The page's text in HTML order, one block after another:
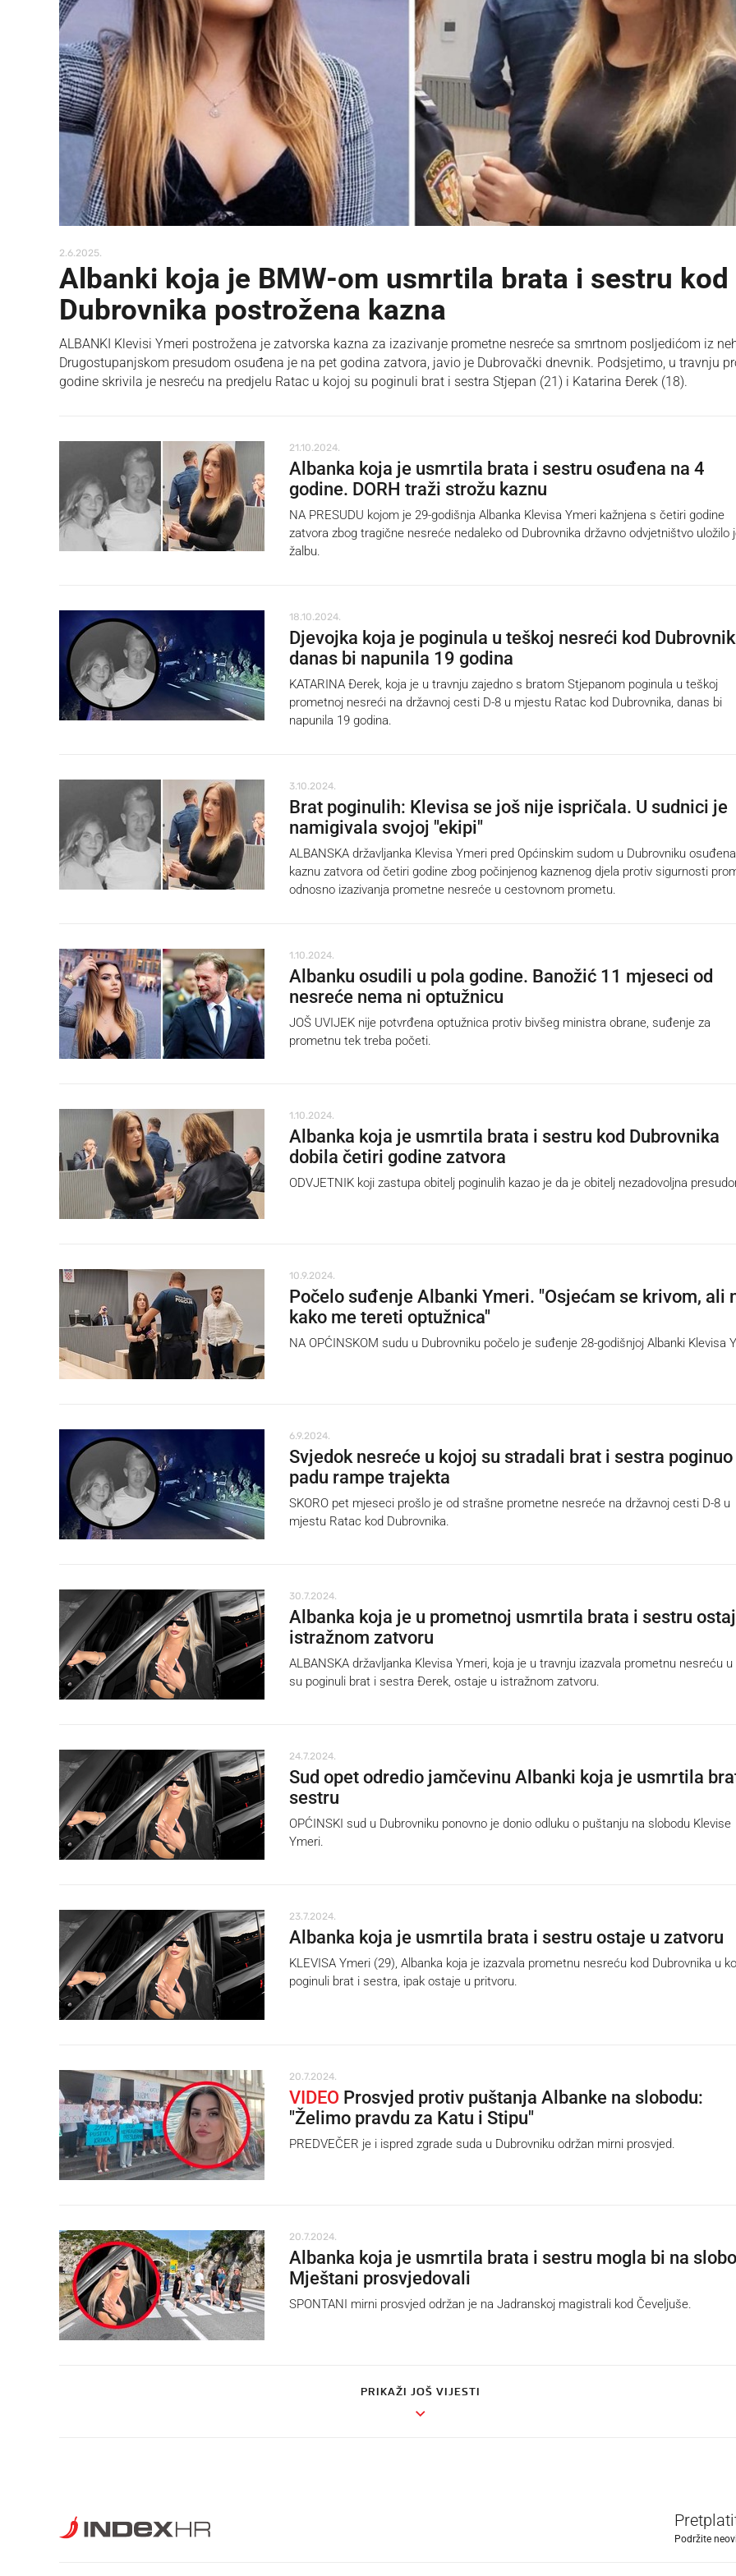
2.6.2025.
Albanki koja je BMW-om usmrtila brata i sestru kod
Dubrovnika postrožena kazna
ALBANKI Klevisi Ymeri postrožena je zatvorska kazna za izazivanje prometne nesreće sa smrtnom posljedićom iz
Drugostupanjskom presudom osuđena je na pet godina zatvora, javio je Dubrovački dnevnik. Podsjetimo, u travnju
godine skrivila je nesreću na predjelu Ratac u kojoj su poginuli brat i sestra Stjepan (21) i Katarina Đerek (18).
21.10.2024.
Albanka koja je usmrtila brata i sestru osuđena na 4
godine. DORH traži strožu kaznu
NA PRESUDU kojom je 29-godišnja Albanka Klevisa Ymeri kažnjena s četiri godine
zatvora zbog tragične nesreće nedaleko od Dubrovnika državno odvjetništvo uložilo
žalbu.
18.10.2024.
Djevojka koja je poginula u teškoj nesreći kod
danas bi napunila 19 godina
KATARINA Đerek, koja je u travnju zajedno s bratom Stjepanom poginula u teškoj
prometnoj nesreći na državnoj cesti D-8 u mjestu Ratac kod Dubrovnika, danas bi
napunila 19 godina.
3.10.2024.
Brat poginulih: Klevisa se još nije ispričala. U sudnici je
namigivala svojoj "ekipi"
ALBANSKA državljanka Klevisa Ymeri pred Općinskim sudom u Dubrovniku
kaznu zatvora od četiri godine zbog počinjenog kaznenog djela protiv sigurnosti
odnosno izazivanja prometne nesreće u cestovnom prometu.
1.10.2024.
Albanku osudili u pola godine. Banožić 11 mjeseci od
nesreće nema ni optužnicu
JOŠ UVIJEK nije potvrđena optužnica protiv bivšeg ministra obrane, suđenje za
prometnu tek treba početi.
1.10.2024.
Albanka koja je usmrtila brata i sestru kod Dubrovnika
dobila četiri godine zatvora
ODVJETNIK koji zastupa obitelj poginulih kazao je da je obitelj nezadovoljna
10.9.2024.
Počelo suđenje Albanki Ymeri. "Osjećam se krivom, ali
kako me tereti optužnica"
NA OPĆINSKOM sudu u Dubrovniku počelo je suđenje 28-godišnjoj Albanki Klevisa
6.9.2024.
Svjedok nesreće u kojoj su stradali brat i sestra poginuo
padu rampe trajekta
SKORO pet mjeseci prošlo je od strašne prometne nesreće na državnoj cesti D-8 u
mjestu Ratac kod Dubrovnika.
30.7.2024.
Albanka koja je u prometnoj usmrtila brata i sestru
istražnom zatvoru
ALBANSKA državljanka Klevisa Ymeri, koja je u travnju izazvala prometnu nesreću u
su poginuli brat i sestra Đerek, ostaje u istražnom zatvoru.
24.7.2024.
Sud opet odredio jamčevinu Albanki koja je usmrtila
sestru
OPĆINSKI sud u Dubrovniku ponovno je donio odluku o puštanju na slobodu Klevise
Ymeri.
23.7.2024.
Albanka koja je usmrtila brata i sestru ostaje u zatvoru
KLEVISA Ymeri (29), Albanka koja je izazvala prometnu nesreću kod Dubrovnika u
poginuli brat i sestra, ipak ostaje u pritvoru.
20.7.2024.
VIDEO Prosvjed protiv puštanja Albanke na slobodu:
"Želimo pravdu za Katu i Stipu"
PREDVEČER je i ispred zgrade suda u Dubrovniku održan mirni prosvjed.
20.7.2024.
Albanka koja je usmrtila brata i sestru mogla bi na
Mještani prosvjedovali
SPONTANI mirni prosvjed održan je na Jadranskoj magistrali kod Čeveljuše.
PRIKAŽI JOŠ VIJESTI
Podržite